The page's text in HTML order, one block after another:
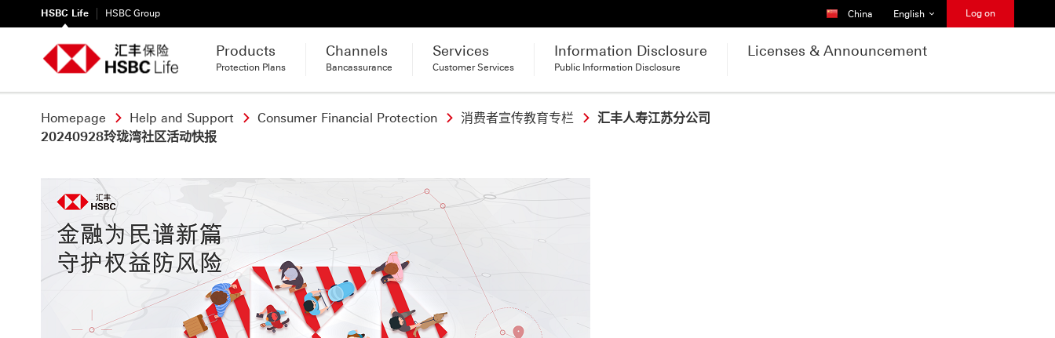
HSBC Life HSBC Group Country Selector
China Language Selector
English Log on
Products
Protection Plans
Channels
Bancassurance
Services
Customer Services
Information Disclosure
Public Information Disclosure
Licenses & Announcement
Homepage Help and Support Consumer Financial Protection 消费者宣传教育专栏
汇丰人寿江苏分公司
20240928玲珑湾社区活动快报